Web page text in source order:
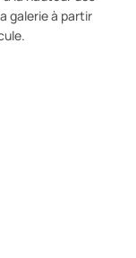
galerie à partir